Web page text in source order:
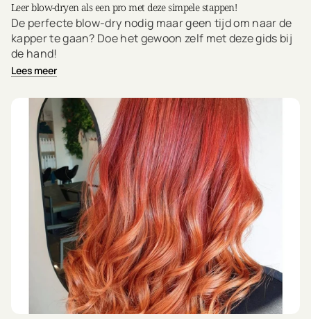
Leer blow-dryen als een pro met deze simpele stappen!
De perfecte blow-dry nodig maar geen tijd om naar de
kapper te gaan? Doe het gewoon zelf met deze gids bij
de hand!
Lees meer